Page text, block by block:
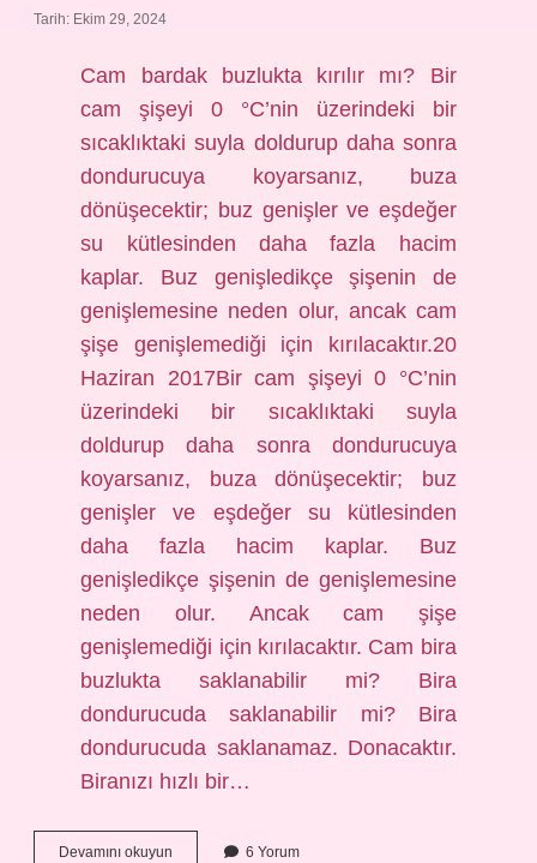
Tarih: Ekim 29, 2024
Cam bardak buzlukta kırılır mı? Bir
cam şişeyi 0 °C’nin üzerindeki bir
sıcaklıktaki suyla doldurup daha sonra
dondurucuya koyarsanız, buza
dönüşecektir; buz genişler ve eşdeğer
su kütlesinden daha fazla hacim
kaplar. Buz genişledikçe şişenin de
genişlemesine neden olur, ancak cam
şişe genişlemediği için kırılacaktır.20
Haziran 2017Bir cam şişeyi 0 °C’nin
üzerindeki bir sıcaklıktaki suyla
doldurup daha sonra dondurucuya
koyarsanız, buza dönüşecektir; buz
genişler ve eşdeğer su kütlesinden
daha fazla hacim kaplar. Buz
genişledikçe şişenin de genişlemesine
neden olur. Ancak cam şişe
genişlemediği için kırılacaktır. Cam bira
buzlukta saklanabilir mi? Bira
dondurucuda saklanabilir mi? Bira
dondurucuda saklanamaz. Donacaktır.
Biranızı hızlı bir…
Devamını okuyun Buzlukta
6 Yorum